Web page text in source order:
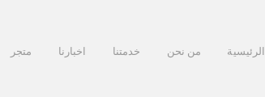
الرئيسية من نحن خدمتنا اخبارنا متجر